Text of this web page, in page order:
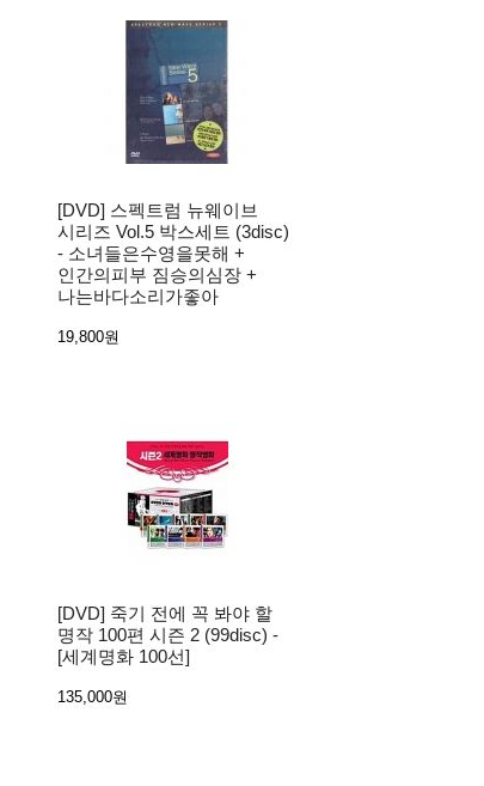
[DVD] 스펙트럼 뉴웨이브
시리즈 Vol.5 박스세트 (3disc)
- 소녀들은수영을못해 +
인간의피부 짐승의심장 +
나는바다소리가좋아
19,800원
[DVD] 죽기 전에 꼭 봐야 할
명작 100편 시즌 2 (99disc) -
[세계명화 100선]
135,000원